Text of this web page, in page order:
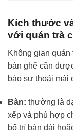
Kích thước
với quán trà
Không gian
bàn ghế cần
bảo sự thoải mái
Bàn: thường là
xếp và phù hợp
bố trí bàn dài